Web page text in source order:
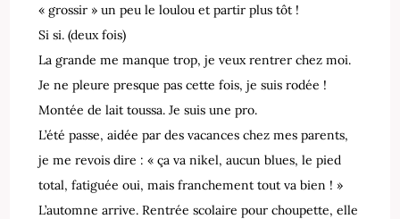
« grossir » un peu le loulou et partir plus tôt !
Si si. (deux fois)
La grande me manque trop, je veux rentrer chez moi.
Je ne pleure presque pas cette fois, je suis rodée !
Montée de lait toussa. Je suis une pro.
L’été passe, aidée par des vacances chez mes parents,
je me revois dire : « ça va nikel, aucun blues, le pied
total, fatiguée oui, mais franchement tout va bien ! »
L’automne arrive. Rentrée scolaire pour choupette, elle